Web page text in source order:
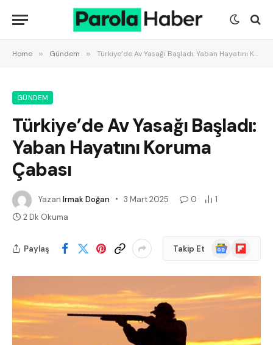
Home » Gündem » Türkiye’de Av Yasağı Başladı: Yaban Hayatını Koruma Çabası
GÜNDEM
Türkiye’de Av Yasağı Başladı:
Yaban Hayatını Koruma
Çabası
Yazan Irmak Doğan 3 Mart 2025 0
1
2 Dk Okuma
Paylaş Takip Et
Google
News
Flipboard